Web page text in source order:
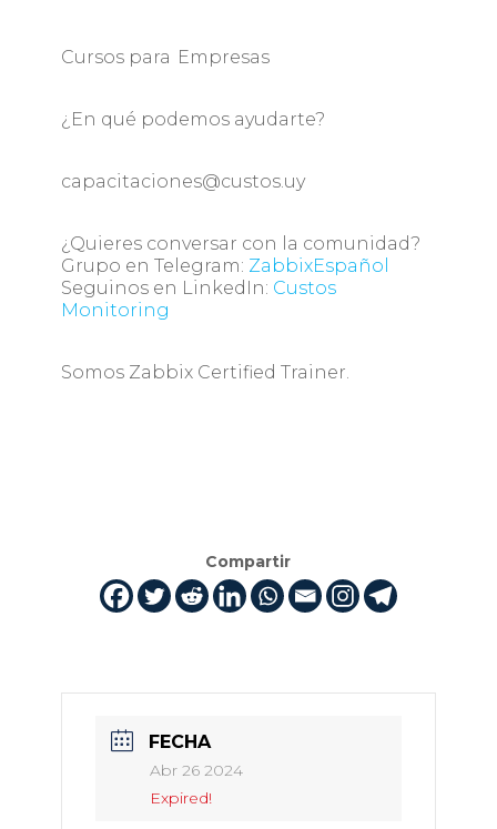
Cursos para Empresas
¿En qué podemos ayudarte?
capacitaciones@custos.uy
¿Quieres conversar con la comunidad?
Grupo en Telegram: ZabbixEspañol
Seguinos en LinkedIn: Custos
Monitoring
Somos Zabbix Certified Trainer.
Compartir
FECHA
Abr 26 2024
Expired!